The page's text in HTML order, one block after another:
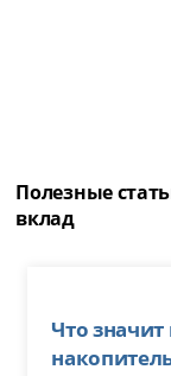
Полезные
вклад
Что значит